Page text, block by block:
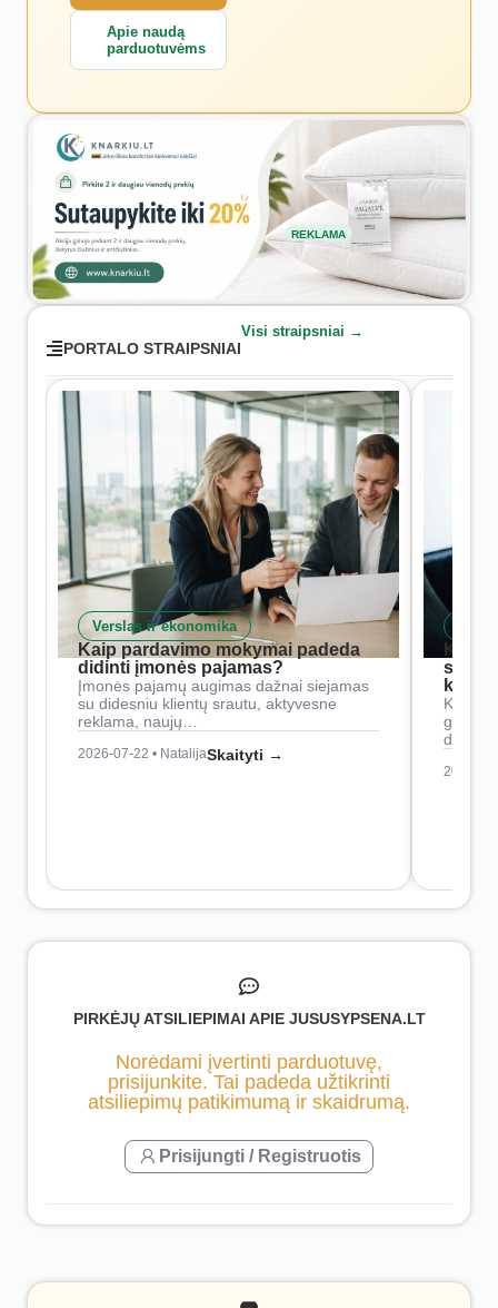
Apie naudą
parduotuvėms
REKLAMA
PORTALO STRAIPSNIAI
Visi straipsniai →
Verslas ir ekonomika
Kaip pardavimo mokymai padeda
didinti įmonės pajamas?
Įmonės pajamų augimas dažnai siejamas
su didesniu klientų srautu, aktyvesne
reklama, naujų…
2026-07-22 • NatalijaSkaityti →
Kaip
2026-
PIRKĖJŲ ATSILIEPIMAI APIE JUSUSYPSENA.LT
Norėdami įvertinti parduotuvę,
prisijunkite. Tai padeda užtikrinti
atsiliepimų patikimumą ir skaidrumą.
Prisijungti / Registruotis